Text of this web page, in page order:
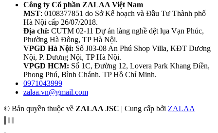
Công ty Cổ phần ZALAA Việt Nam
MST: 0108377851 do Sở Kế hoạch và Đầu Tư Thành phố
Hà Nội cấp 26/07/2018.
Địa chỉ: CUTM 02-11 Dự án làng nghề dệt lụa Vạn Phúc,
Phường Hà Đông, TP Hà Nội.
VPGD Hà Nội: Số J03-08 An Phú Shop Villa, KĐT Dương
Nội, P. Dương Nội, TP Hà Nội.
VPGD HCM: Số 1C, Đường 12, Lovera Park Khang Điền,
Phong Phú, Bình Chánh. TP Hồ Chí Minh.
0971043999
zalaa.vn@gmail.com
© Bản quyền thuộc về ZALAA JSC Cung cấp bởi ZALAA